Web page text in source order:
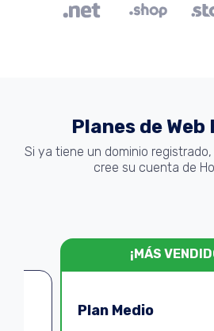
Planes de
Si ya tiene un dominio
cree su cuenta de
¡MÁS
Plan Medio